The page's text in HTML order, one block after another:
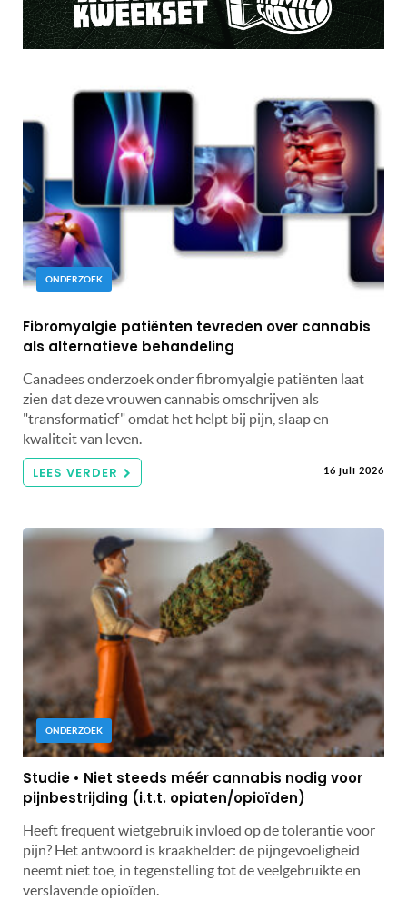
ONDERZOEK
Fibromyalgie patiënten tevreden over cannabis
als alternatieve behandeling
Canadees onderzoek onder fibromyalgie patiënten laat
zien dat deze vrouwen cannabis omschrijven als
"transformatief" omdat het helpt bij pijn, slaap en
kwaliteit van leven.
LEES VERDER 16 juli 2026
ONDERZOEK
Studie • Niet steeds méér cannabis nodig voor
pijnbestrijding (i.t.t. opiaten/opioïden)
Heeft frequent wietgebruik invloed op de tolerantie voor
pijn? Het antwoord is kraakhelder: de pijngevoeligheid
neemt niet toe, in tegenstelling tot de veelgebruikte en
verslavende opioïden.